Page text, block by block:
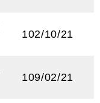
102/10/21
109/02/21